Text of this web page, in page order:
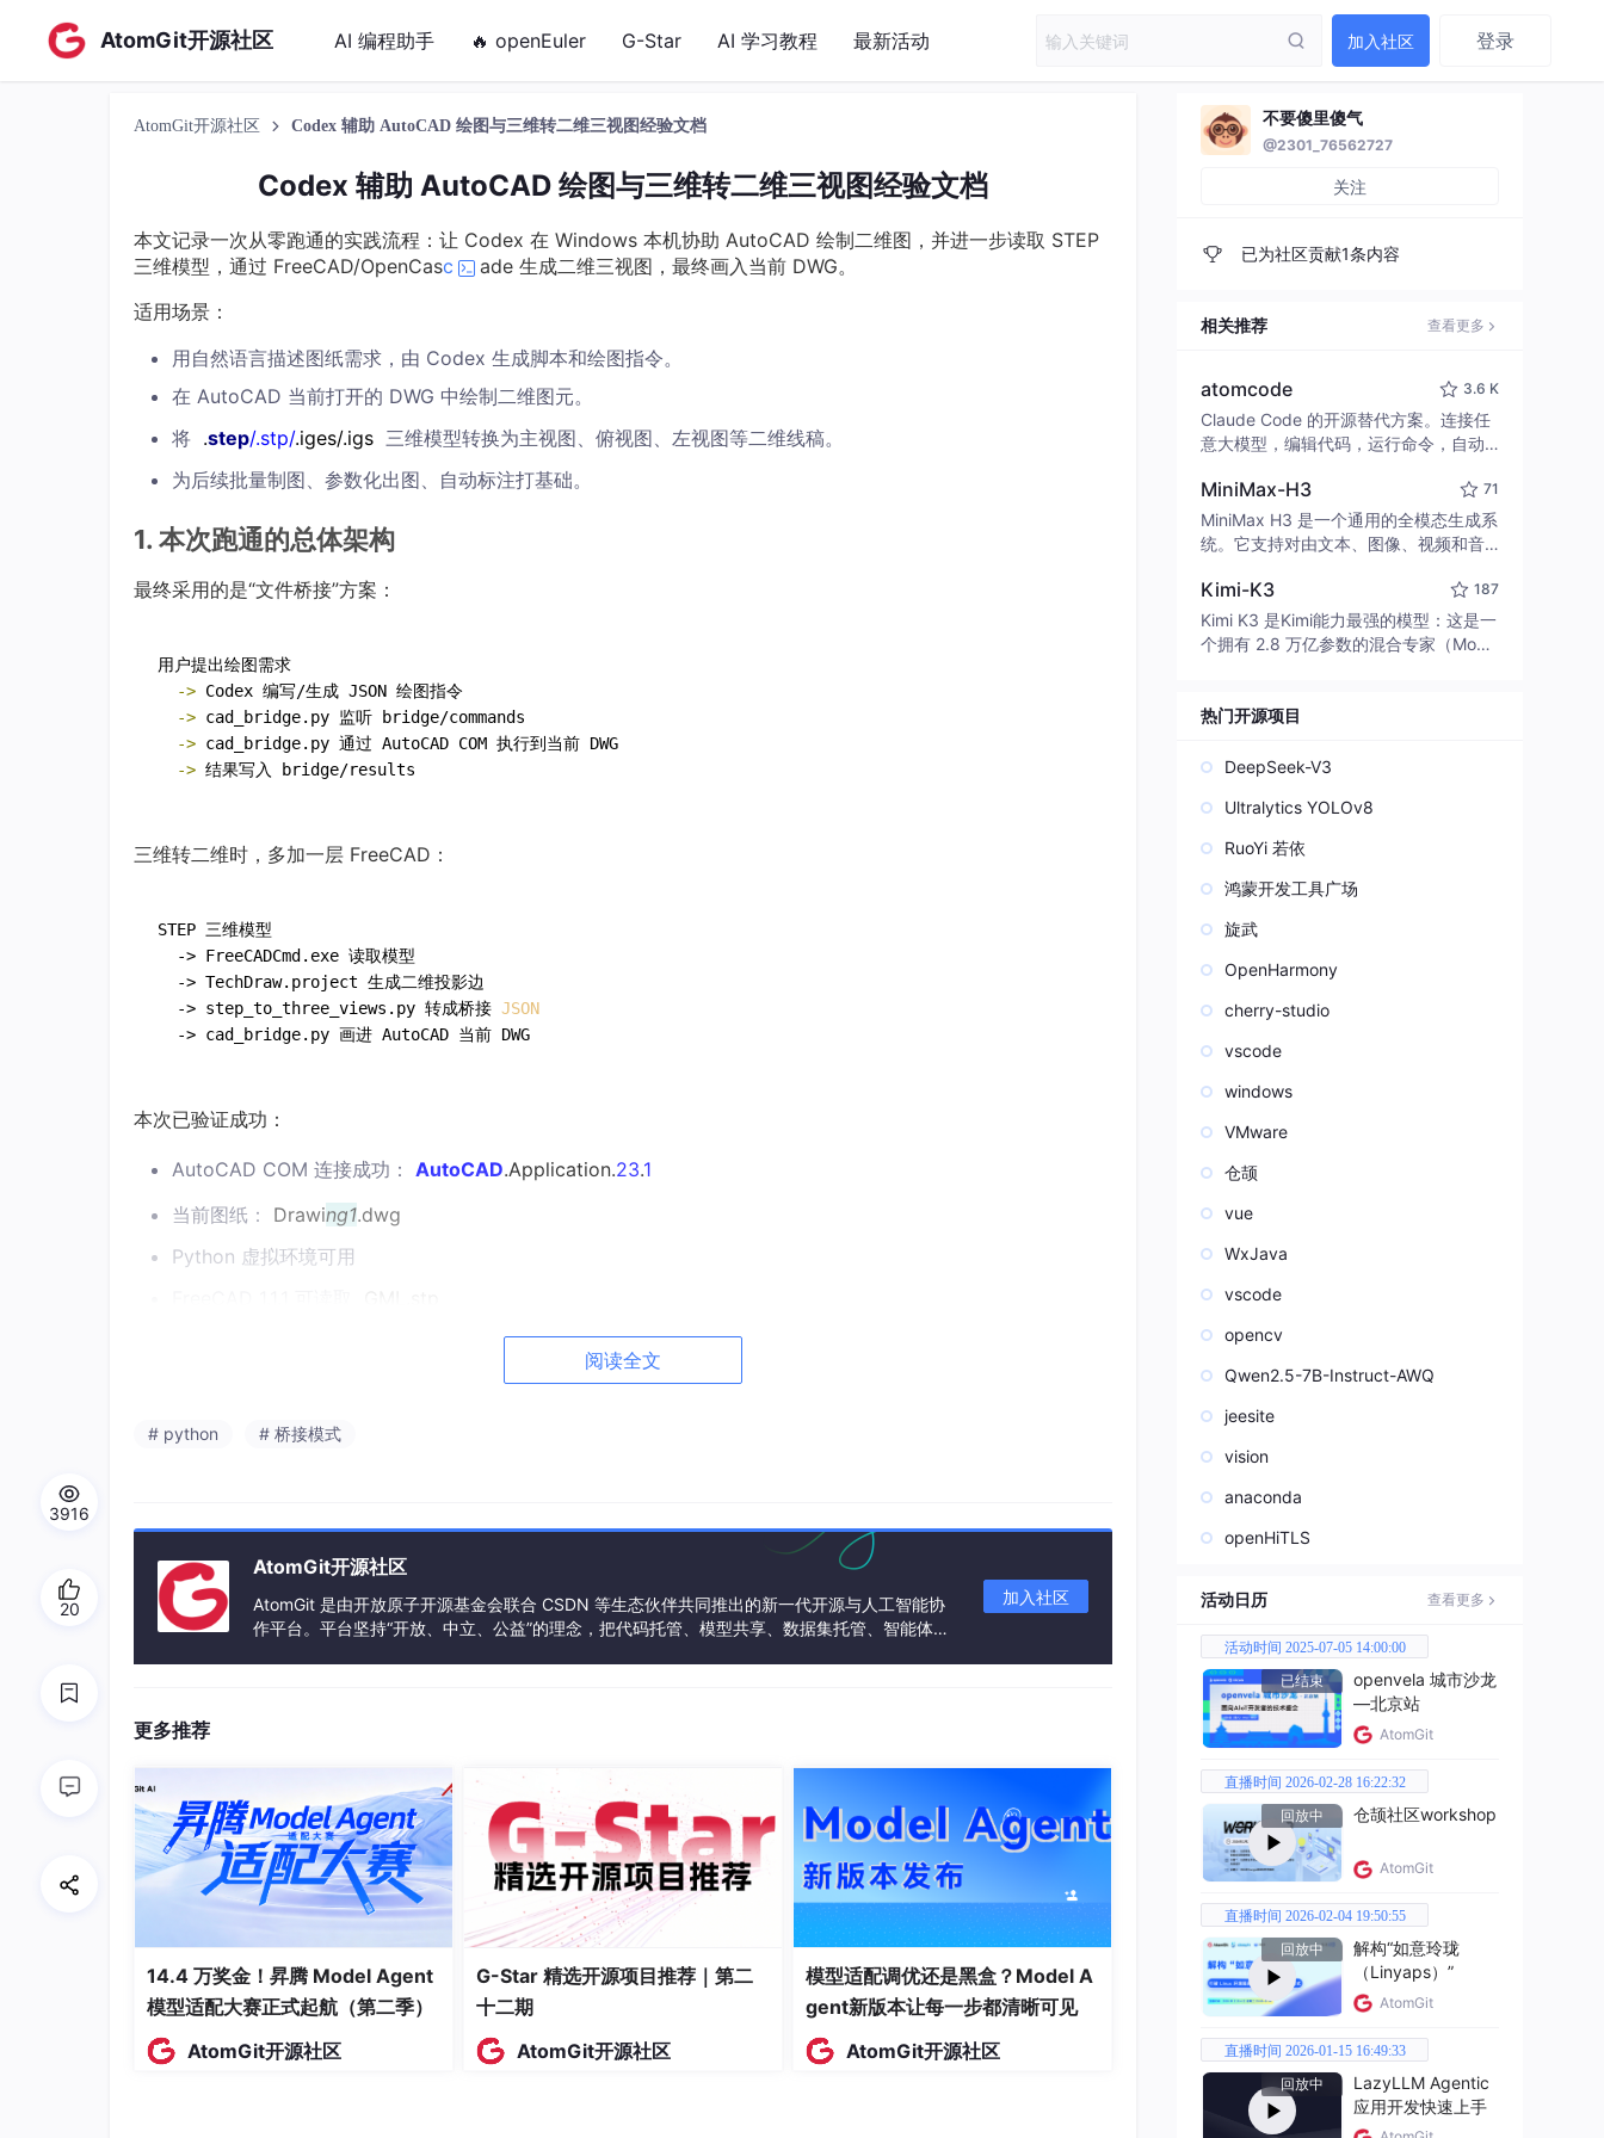
AtomGit开源社区 AI 编程助手 🔥 openEuler G-Star AI 学习教程 最新活动 加入社区 登录
AtomGit开源社区 Codex 辅助 AutoCAD 绘图与三维转二维三视图经验文档
Codex 辅助 AutoCAD 绘图与三维转二维三视图经验文档
本文记录一次从零跑通的实践流程：让 Codex 在 Windows 本机协助 AutoCAD 绘制二维图，并进一步读取 STEP
三维模型，通过 FreeCAD/OpenCasc
ade 生成二维三视图，最终画入当前 DWG。
适用场景：
用自然语言描述图纸需求，由 Codex 生成脚本和绘图指令。
在 AutoCAD 当前打开的 DWG 中绘制二维图元。
将 .step/.stp/.iges/.igs 三维模型转换为主视图、俯视图、左视图等二维线稿。
为后续批量制图、参数化出图、自动标注打基础。
1. 本次跑通的总体架构
最终采用的是“文件桥接”方案：
  ->
Codex 编写/生成 JSON 绘图指令
  ->
cad_bridge.py 监听 bridge/commands
  ->
cad_bridge.py 通过 AutoCAD COM 执行到当前 DWG
  ->
结果写入 bridge/results
三维转二维时，多加一层 FreeCAD：
STEP 三维模型
  -> FreeCADCmd.exe 读取模型
  -> TechDraw.project 生成二维投影边
  -> step_to_three_views.py 转成桥接
JSON
本次已验证成功：
AutoCAD COM 连接成功： AutoCAD.Application.23.1
当前图纸：
Drawing1.dwg
Python 虚拟环境可用
的三视图，执行动作数： 548
本次使用 AutoCAD 2020。
需要支持 COM/ActiveX 自动化。
绘图前应打开目标 DWG。
推荐创建项目级虚拟环境，不污染系统 Python。
Python 包
pywin32 ：连接 AutoCAD COM。
：备用 DXF 读写能力。
numpy ：后续几何计算备用。
FreeCAD
阅读全文
# python # 桥接模式
AtomGit开源社区
AtomGit 是由开放原子开源基金会联合 CSDN 等生态伙伴共同推出的新一代开源与人工智能协
作平台。平台坚持“开放、中立、公益”的理念，把代码托管、模型共享、数据集托管、智能体开
加入社区
更多推荐
14.4 万奖金！昇腾 Model Agent
模型适配大赛正式起航（第二季）
AtomGit开源社区
G-Star 精选开源项目推荐｜第二
十二期
AtomGit开源社区
模型适配调优还是黑盒？Model A
gent新版本让每一步都清晰可见
AtomGit开源社区
3916
20
不要傻里傻气
@2301_76562727
关注
已为社区贡献1条内容
相关推荐 查看更多
atomcode 3.6 K
Claude Code 的开源替代方案。连接任
意大模型，编辑代码，运行命令，自动
致性能。 ｜ An open-source alternativ
e to Claude Code. Connect any LLM,
edit code, run commands, and verify
MiniMax-H3 71
MiniMax H3 是一个通用的全模态生成系
统。它支持对由文本、图像、视频和音
并能生成分辨率高达 2K、时长可达 15
秒的带原生立体声音频的视频。得益于
面向任务泛化的系统设计，H3 在预训练
模态指令。
Kimi-K3 187
Kimi K3 是Kimi能力最强的模型：这是一
个拥有 2.8 万亿参数的混合专家（Mo
热门开源项目
DeepSeek-V3
Ultralytics YOLOv8
RuoYi 若依
鸿蒙开发工具广场
旋武
OpenHarmony
cherry-studio
vscode
windows
VMware
仓颉
vue
WxJava
vscode
opencv
Qwen2.5-7B-Instruct-AWQ
jeesite
vision
anaconda
openHiTLS
活动日历 查看更多
活动时间 2025-07-05 14:00:00
已结束
openvela 城市沙龙
—北京站
AtomGit
直播时间 2026-02-28 16:22:32
回放中
仓颉社区workshop
AtomGit
直播时间 2026-02-04 19:50:55
回放中
解构“如意玲珑
（Linyaps）”
AtomGit
直播时间 2026-01-15 16:49:33
回放中
LazyLLM Agentic
应用开发快速上手